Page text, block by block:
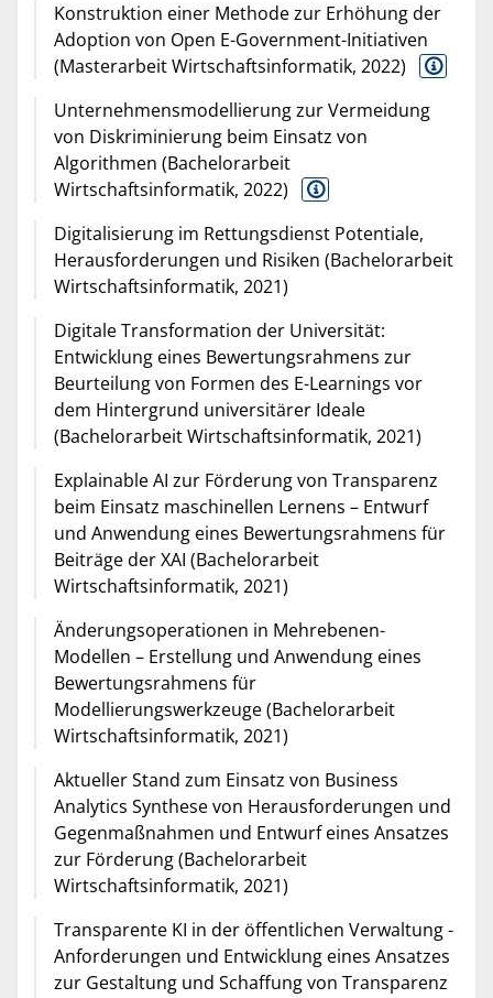
Konstruktion einer Methode zur Erhöhung der
Adoption von Open E-Government-Initiativen
(Masterarbeit Wirtschaftsinformatik, 2022)
Unternehmensmodellierung zur Vermeidung
von Diskriminierung beim Einsatz von
Algorithmen (Bachelorarbeit
Wirtschaftsinformatik, 2022)
Digitalisierung im Rettungsdienst Potentiale,
Herausforderungen und Risiken (Bachelorarbeit
Wirtschaftsinformatik, 2021)
Digitale Transformation der Universität:
Entwicklung eines Bewertungsrahmens zur
Beurteilung von Formen des E-Learnings vor
dem Hintergrund universitärer Ideale
(Bachelorarbeit Wirtschaftsinformatik, 2021)
Explainable AI zur Förderung von Transparenz
beim Einsatz maschinellen Lernens – Entwurf
und Anwendung eines Bewertungsrahmens für
Beiträge der XAI (Bachelorarbeit
Wirtschaftsinformatik, 2021)
Änderungsoperationen in Mehrebenen-
Modellen – Erstellung und Anwendung eines
Bewertungsrahmens für
Modellierungswerkzeuge (Bachelorarbeit
Wirtschaftsinformatik, 2021)
Aktueller Stand zum Einsatz von Business
Analytics Synthese von Herausforderungen und
Gegenmaßnahmen und Entwurf eines Ansatzes
zur Förderung (Bachelorarbeit
Wirtschaftsinformatik, 2021)
Transparente KI in der öffentlichen Verwaltung -
Anforderungen und Entwicklung eines Ansatzes
zur Gestaltung und Schaffung von Transparenz